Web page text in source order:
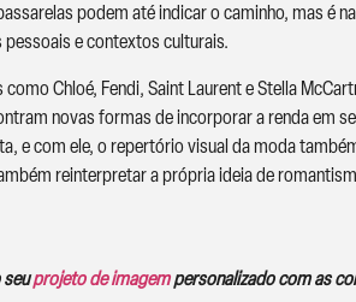
podem até indicar o caminho, mas é
e contextos culturais.
como Chloé, Fendi, Saint Laurent e Stella
novas formas de incorporar a renda em
e com ele, o repertório visual da moda
reinterpretar a própria ideia de
seuprojeto de imagempersonalizado com as